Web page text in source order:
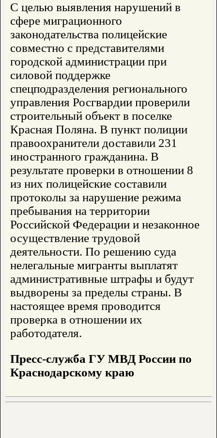
С целью выявления нарушений в
сфере миграционного
законодательства полицейские
совместно с представителями
городской администрации при
силовой поддержке
спецподразделения регионального
управления Росгвардии проверили
строительный объект в поселке
Красная Поляна. В пункт полиции
правоохранители доставили 231
иностранного гражданина. В
результате проверки в отношении 8
из них полицейские составили
протоколы за нарушение режима
пребывания на территории
Российской Федерации и незаконное
осуществление трудовой
деятельности. По решению суда
нелегальные мигранты выплатят
административные штрафы и будут
выдворены за пределы страны. В
настоящее время проводится
проверка в отношении их
работодателя.
Пресс-служба ГУ МВД России по
Краснодарскому краю